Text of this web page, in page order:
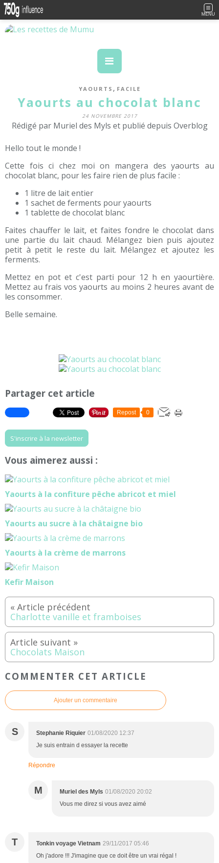
MENU
YAOURTS , FACILE
Yaourts au chocolat blanc
24 NOVEMBRE 2017
Rédigé par Muriel des Myls et publié depuis Overblog
Hello tout le monde !
Cette fois ci chez moi on mangera des yaourts au
chocolat blanc, pour les faire rien de plus facile :
1 litre de lait entier
1 sachet de ferments pour yaourts
1 tablette de chocolat blanc
Faites chauffer le lait, et faites fondre le chocolat dans
une partie du lait chaud. Mélangez bien puis ajoutez
petit à petit le reste du lait. Mélangez et ajoutez les
ferments.
Mettez en pot et c'est parti pour 12 h en yaourtière.
Mettez au frais vos yaourts au moins 2 heures avant de
les consommer.
Belle semaine.
Partager cet article
Repost 0
S'inscrire à la newsletter
Vous aimerez aussi :
Yaourts à la confiture pêche abricot et miel
Yaourts au sucre à la châtaigne bio
Yaourts à la crème de marrons
Kefir Maison
Charlotte vanille et framboises
Chocolats Maison
COMMENTER CET ARTICLE
Ajouter un commentaire
S Stephanie Riquier 01/08/2020 12:37
Je suis entrain d essayer la recette
Répondre
M Muriel des Myls 01/08/2020 20:02
Vous me direz si vous avez aimé
T Tonkin voyage Vietnam 29/11/2017 05:46
Oh j'adore !!! J'imagine que ce doit être un vrai régal !